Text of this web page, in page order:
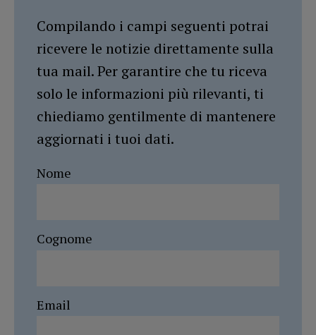
Compilando i campi seguenti potrai
ricevere le notizie direttamente sulla
tua mail. Per garantire che tu riceva
solo le informazioni più rilevanti, ti
chiediamo gentilmente di mantenere
aggiornati i tuoi dati.
Nome
Cognome
Email